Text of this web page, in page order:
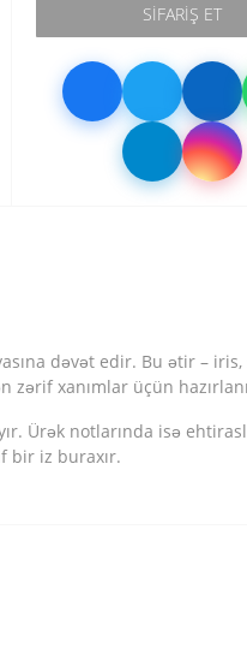
SIFARIŞ ET
dəvət edir. Bu ətir –
zərif xanımlar üçün
Ürək notlarında isə
bir iz buraxır.